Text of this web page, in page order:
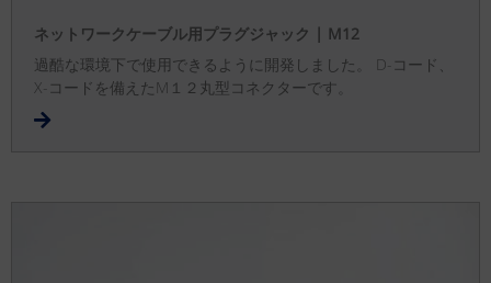
ネットワークケーブル用プラグジャック | M12
過酷な環境下で使用できるように開発しました。 D-コード、
X-コードを備えたM１２丸型コネクターです。